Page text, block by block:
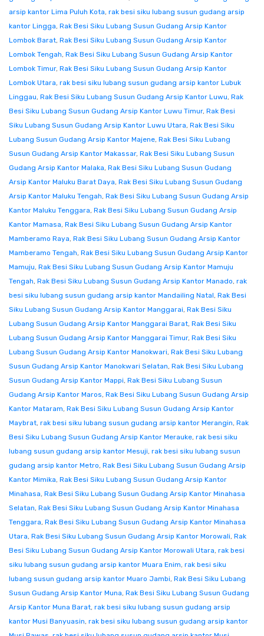
arsip kantor Lima Puluh Kota, rak besi siku lubang susun gudang arsip
kantor Lingga, Rak Besi Siku Lubang Susun Gudang Arsip Kantor
Lombok Barat, Rak Besi Siku Lubang Susun Gudang Arsip Kantor
Lombok Tengah, Rak Besi Siku Lubang Susun Gudang Arsip Kantor
Lombok Timur, Rak Besi Siku Lubang Susun Gudang Arsip Kantor
Lombok Utara, rak besi siku lubang susun gudang arsip kantor Lubuk
Linggau, Rak Besi Siku Lubang Susun Gudang Arsip Kantor Luwu, Rak
Besi Siku Lubang Susun Gudang Arsip Kantor Luwu Timur, Rak Besi
Siku Lubang Susun Gudang Arsip Kantor Luwu Utara, Rak Besi Siku
Lubang Susun Gudang Arsip Kantor Majene, Rak Besi Siku Lubang
Susun Gudang Arsip Kantor Makassar, Rak Besi Siku Lubang Susun
Gudang Arsip Kantor Malaka, Rak Besi Siku Lubang Susun Gudang
Arsip Kantor Maluku Barat Daya, Rak Besi Siku Lubang Susun Gudang
Arsip Kantor Maluku Tengah, Rak Besi Siku Lubang Susun Gudang Arsip
Kantor Maluku Tenggara, Rak Besi Siku Lubang Susun Gudang Arsip
Kantor Mamasa, Rak Besi Siku Lubang Susun Gudang Arsip Kantor
Mamberamo Raya, Rak Besi Siku Lubang Susun Gudang Arsip Kantor
Mamberamo Tengah, Rak Besi Siku Lubang Susun Gudang Arsip Kantor
Mamuju, Rak Besi Siku Lubang Susun Gudang Arsip Kantor Mamuju
Tengah, Rak Besi Siku Lubang Susun Gudang Arsip Kantor Manado, rak
besi siku lubang susun gudang arsip kantor Mandailing Natal, Rak Besi
Siku Lubang Susun Gudang Arsip Kantor Manggarai, Rak Besi Siku
Lubang Susun Gudang Arsip Kantor Manggarai Barat, Rak Besi Siku
Lubang Susun Gudang Arsip Kantor Manggarai Timur, Rak Besi Siku
Lubang Susun Gudang Arsip Kantor Manokwari, Rak Besi Siku Lubang
Susun Gudang Arsip Kantor Manokwari Selatan, Rak Besi Siku Lubang
Susun Gudang Arsip Kantor Mappi, Rak Besi Siku Lubang Susun
Gudang Arsip Kantor Maros, Rak Besi Siku Lubang Susun Gudang Arsip
Kantor Mataram, Rak Besi Siku Lubang Susun Gudang Arsip Kantor
Maybrat, rak besi siku lubang susun gudang arsip kantor Merangin, Rak
Besi Siku Lubang Susun Gudang Arsip Kantor Merauke, rak besi siku
lubang susun gudang arsip kantor Mesuji, rak besi siku lubang susun
gudang arsip kantor Metro, Rak Besi Siku Lubang Susun Gudang Arsip
Kantor Mimika, Rak Besi Siku Lubang Susun Gudang Arsip Kantor
Minahasa, Rak Besi Siku Lubang Susun Gudang Arsip Kantor Minahasa
Selatan, Rak Besi Siku Lubang Susun Gudang Arsip Kantor Minahasa
Tenggara, Rak Besi Siku Lubang Susun Gudang Arsip Kantor Minahasa
Utara, Rak Besi Siku Lubang Susun Gudang Arsip Kantor Morowali, Rak
Besi Siku Lubang Susun Gudang Arsip Kantor Morowali Utara, rak besi
siku lubang susun gudang arsip kantor Muara Enim, rak besi siku
lubang susun gudang arsip kantor Muaro Jambi, Rak Besi Siku Lubang
Susun Gudang Arsip Kantor Muna, Rak Besi Siku Lubang Susun Gudang
Arsip Kantor Muna Barat, rak besi siku lubang susun gudang arsip
kantor Musi Banyuasin, rak besi siku lubang susun gudang arsip kantor